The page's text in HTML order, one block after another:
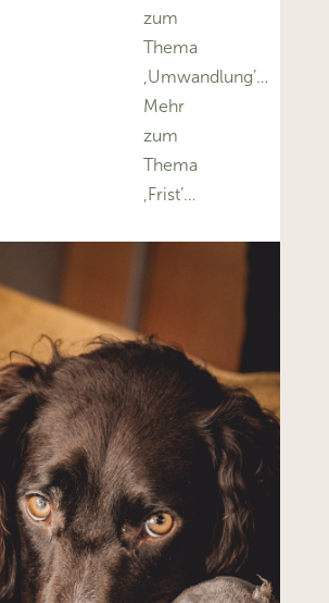
zum
Thema
‚Umwandlung’…
Mehr
zum
Thema
‚Frist’…